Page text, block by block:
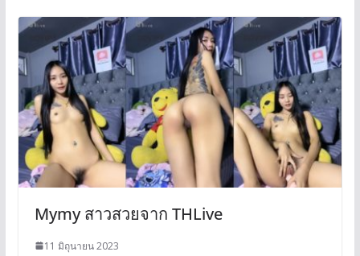
Mymy สาวสวยจาก THLive
11 มิถุนายน 2023